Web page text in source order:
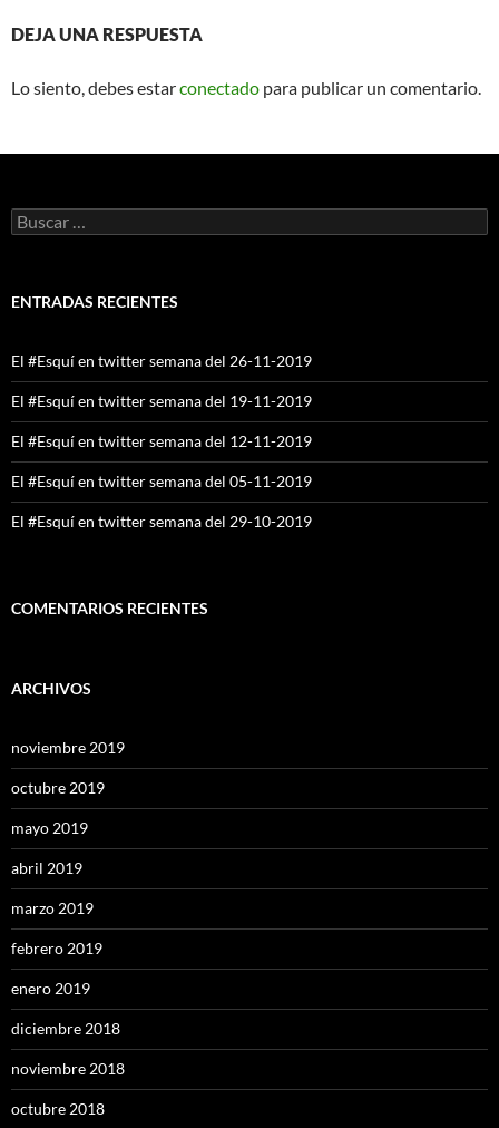
DEJA UNA RESPUESTA
Lo siento, debes estarconectado para publicar un comentario.
Buscar:
ENTRADAS RECIENTES
El #Esquí en twitter semana del 26-11-2019
El #Esquí en twitter semana del 19-11-2019
El #Esquí en twitter semana del 12-11-2019
El #Esquí en twitter semana del 05-11-2019
El #Esquí en twitter semana del 29-10-2019
COMENTARIOS RECIENTES
ARCHIVOS
noviembre 2019
octubre 2019
mayo 2019
abril 2019
marzo 2019
febrero 2019
enero 2019
diciembre 2018
noviembre 2018
octubre 2018